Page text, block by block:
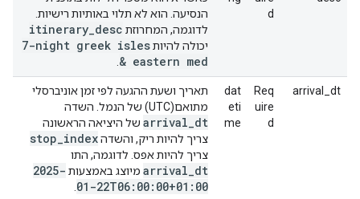
d
הנסיעה. הוא לא תלוי באותיות רישיות.
לדוגמה, המחרוזת
itinerary desc
יכולה להיות7-night greek isles
& eastern med
arrival_dt
Req
uire
d
dat
eti
me
תאריך ושעת ההגעה לפי זמן אוניברסלי
מתואם(UTC) של הנמל. השדה
arrival dt
של היציאה הראשונה
צריך להיות ריק, והשדה
stop index
צריך להיות אפס. לדוגמה, התו
arrival dt מיוצג באמצעות 2025-
01-22T06:00:00+01:00